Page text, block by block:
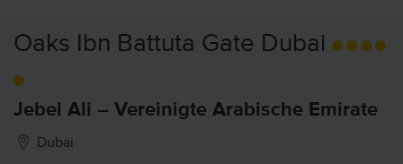
Oaks Ibn Battuta Gate Dubai
Jebel Ali – Vereinigte Arabische Emirate
Dubai